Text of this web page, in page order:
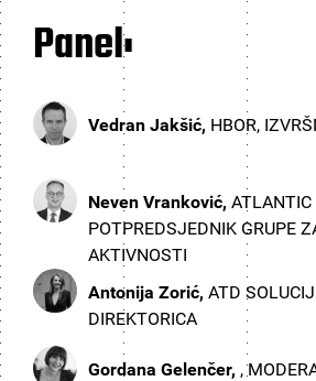
Panel:
Vedran Jakšić, HBOR,
Neven Vranković, ATLANTIC
POTPREDSJEDNIK GRUPE
AKTIVNOSTI
Antonija Zorić, ATD
DIREKTORICA
Gordana Gelenčer, ,